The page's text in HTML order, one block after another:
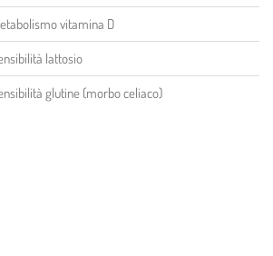
vitamina D
lattosio
glutine (morbo celiaco)